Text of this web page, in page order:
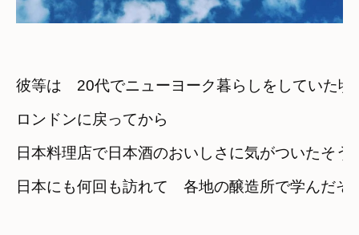
彼等は　20代でニューヨーク暮らしをしていた頃
ロンドンに戻ってから
日本料理店で日本酒のおいしさに気がついたそう
日本にも何回も訪れて　各地の醸造所で学んだそ